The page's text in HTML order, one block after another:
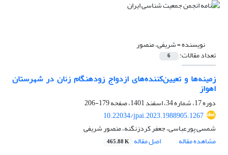
نویسنده =شریفی، منصور
تعداد مقالات: 6
زمینه‌ها و تعیین‌کننده‌های ازدواج زودهنگام زنان در شهرستان
اهواز
دوره 17، شماره 34، اسفند 1401، صفحه
179-206
10.22034/jpai.2023.1988905.1267
شمسی پورعباسی، جعفر کردزنگنه، منصور شریفی
مشاهده مقاله
اصل مقاله 465.88 K